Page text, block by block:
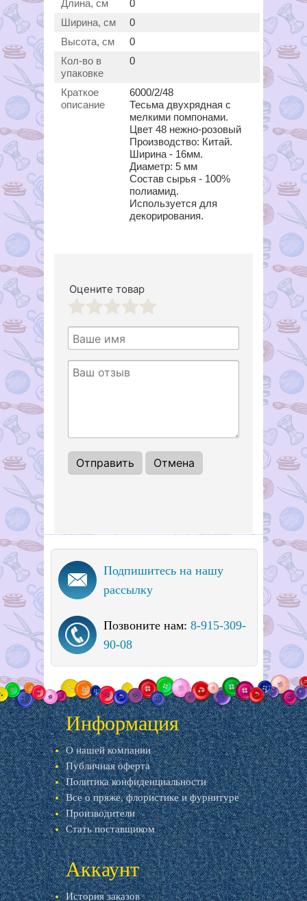
Длина, см
0
Ширина, см
0
Высота, см
0
Кол-во в
упаковке
0
Краткое
описание
6000/2/48
Тесьма двухрядная с
мелкими помпонами.
Цвет 48 нежно-розовый
Производство: Китай.
Ширина - 16мм.
Диаметр: 5 мм
Состав сырья - 100%
полиамид.
Используется для
декорирования.
Оцените товар
Подпишитесь на нашу
рассылку
Позвоните нам: 8-915-309-
90-08
Информация
О нашей компании
Публичная оферта
Политика конфиденциальности
Все о пряже, флористике и фурнитуре
Производители
Стать поставщиком
Аккаунт
История заказов